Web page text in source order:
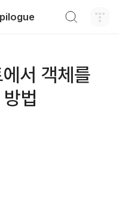
서 객체를
법